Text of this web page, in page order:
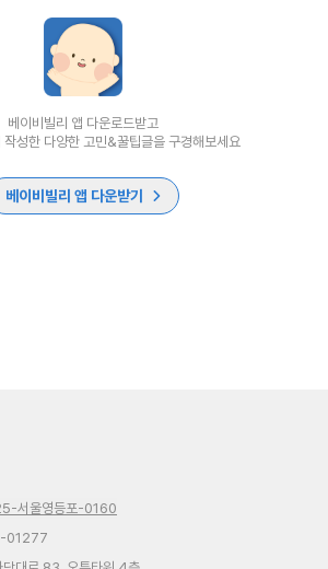
베이비빌리 앱 다운로드받고
작성한 다양한 고민&꿀팁글을 구경해보세요
베이비빌리 앱 다운받기
서울영등포-0160
01277